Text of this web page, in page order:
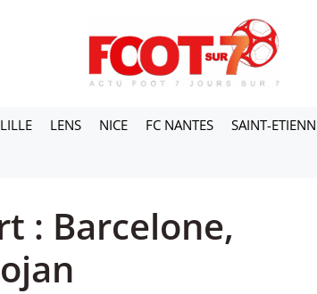
LILLE LENS NICE FC NANTES SAINT-
: Barcelone,